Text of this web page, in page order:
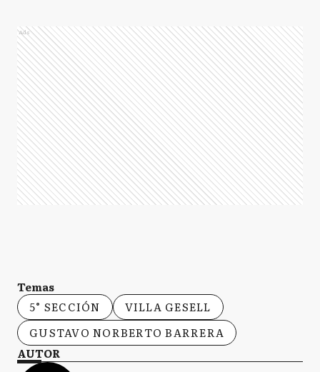
Ads
Temas
5° SECCIÓN
VILLA GESELL
GUSTAVO NORBERTO BARRERA
AUTOR